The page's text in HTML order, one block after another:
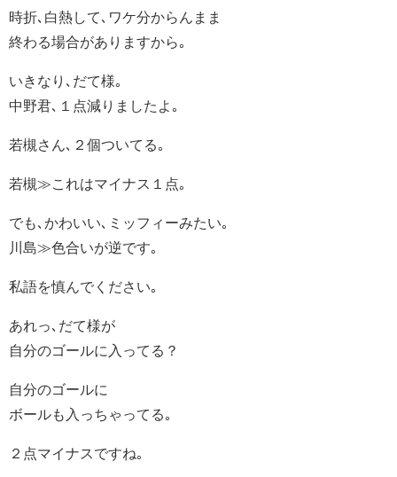
時折､白熱して､ワケ分からんまま
終わる場合がありますから｡
いきなり､だて様｡
中野君､１点減りましたよ｡
若槻さん､２個ついてる｡
若槻≫これはマイナス１点｡
でも､かわいい､ミッフィーみたい｡
川島≫色合いが逆です｡
私語を慎んでください｡
あれっ､だて様が
自分のゴールに入ってる？
自分のゴールに
ボールも入っちゃってる｡
２点マイナスですね｡